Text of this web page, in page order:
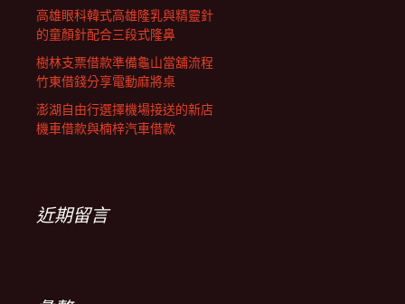
高雄眼科韓式高雄隆乳與精靈針
的童顏針配合三段式隆鼻
樹林支票借款準備龜山當舖流程
竹東借錢分享電動麻將桌
澎湖自由行選擇機場接送的新店
機車借款與楠梓汽車借款
近期留言